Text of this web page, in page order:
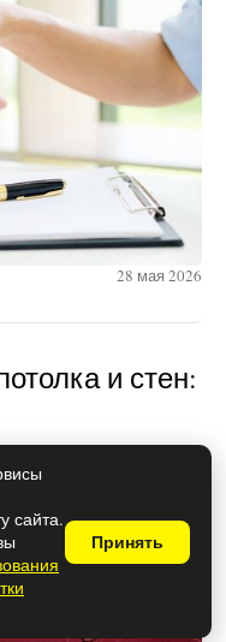
28 мая 2026
и стен:
сайта.
Принять